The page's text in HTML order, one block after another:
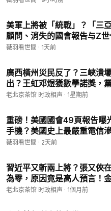
電郵：info@puritang.com
普瑞堂玄寶黑蔘介紹片：
s://www.shenyun.com/
結帳時輸入薇羽專屬優惠碼【
您輕鬆體驗純粹的傳統文化之美
☕ 捐助薇羽：
https://
【我們是符合美國聯邦
可獲聯邦抵稅。】
🌸 我的個人網站：
註冊一個松鼠VPN帳號，就可
了！
美軍上將被「統戰」？「三
顧問、消失的國會報告与Z
羽看世間 20260806
薇羽看世間 · 1天前
廣西橫州災民反了？三峽潰
出？王虹邓煜獲數學諾獎，
噴！旺旺Kimi K3翻車！（老
老北京茶馆 时政相声 · 1星期前
重磅！美國國會49頁報告曝
手機？美國史上最嚴重電信
間 20260805
薇羽看世間 · 2天前
習近平又斬兩上將？張又俠
為零，原因竟是高人預言！
完了！120歲獲獎，家長簽字
老北京茶馆 时政相声 · 1個月前